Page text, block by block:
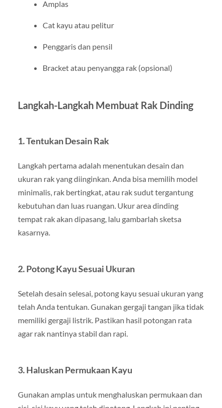
Amplas
Cat kayu atau pelitur
Penggaris dan pensil
Bracket atau penyangga rak (opsional)
Langkah-Langkah Membuat Rak Dinding
1. Tentukan Desain Rak
Langkah pertama adalah menentukan desain dan
ukuran rak yang diinginkan. Anda bisa memilih model
minimalis, rak bertingkat, atau rak sudut tergantung
kebutuhan dan luas ruangan. Ukur area dinding
tempat rak akan dipasang, lalu gambarlah sketsa
kasarnya.
2. Potong Kayu Sesuai Ukuran
Setelah desain selesai, potong kayu sesuai ukuran yang
telah Anda tentukan. Gunakan gergaji tangan jika tidak
memiliki gergaji listrik. Pastikan hasil potongan rata
agar rak nantinya stabil dan rapi.
3. Haluskan Permukaan Kayu
Gunakan amplas untuk menghaluskan permukaan dan